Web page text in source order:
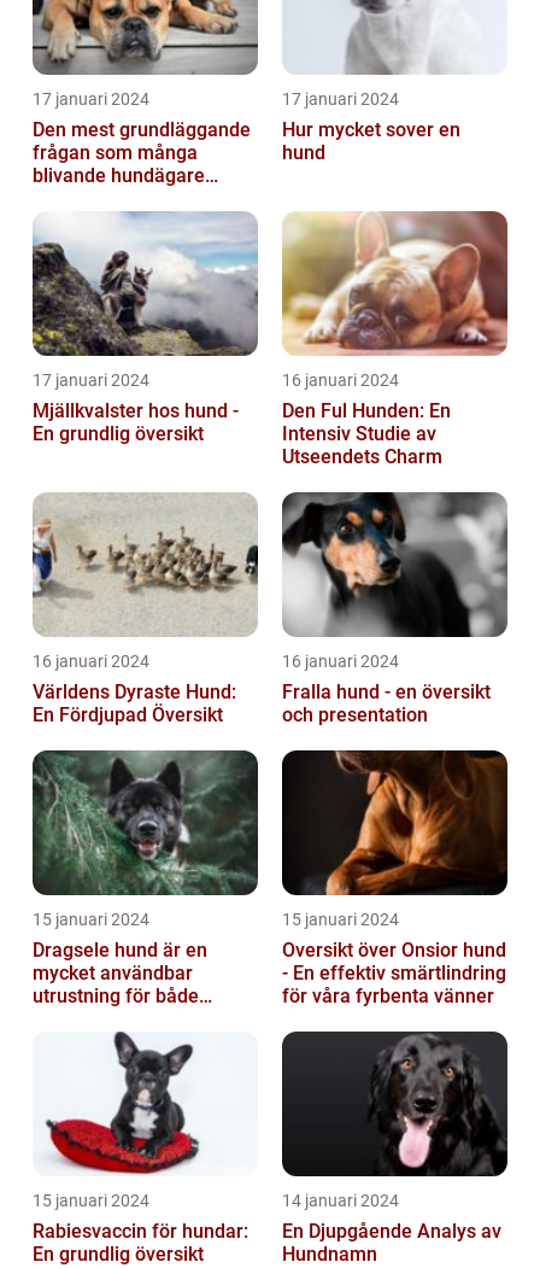
17 januari 2024
Den mest grundläggande
frågan som många
blivande hundägare
hund dräktig...
17 januari 2024
Hur mycket sover en
hund
17 januari 2024
Mjällkvalster hos hund -
En grundlig översikt
16 januari 2024
Den Ful Hunden: En
Intensiv Studie av
Utseendets Charm
16 januari 2024
Världens Dyraste Hund:
En Fördjupad Översikt
16 januari 2024
Fralla hund - en översikt
och presentation
15 januari 2024
Dragsele hund är en
mycket användbar
utrustning för både
15 januari 2024
Oversikt över Onsior hund
- En effektiv smärtlindring
för våra fyrbenta vänner
15 januari 2024
Rabiesvaccin för hundar:
En grundlig översikt
14 januari 2024
En Djupgående Analys av
Hundnamn